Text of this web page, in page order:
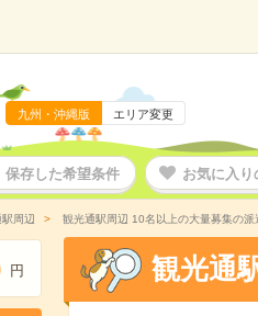
九州・沖縄版 エリア変更
保存した希望条件 お気に入り
周辺 観光通駅周辺 10名以上の大量募集の派
円 観光通